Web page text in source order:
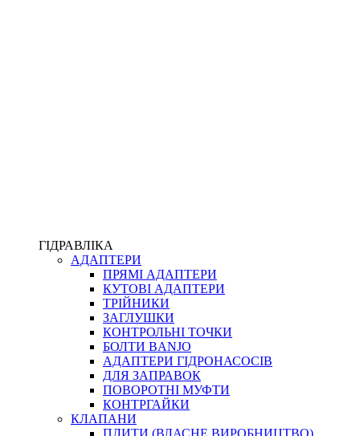
ФІТИНГИ ДІАГНОСТИЧНІ
АКСЕСУАРИ
ТРУБКИ ТА КОМПЛЕКТУЮЧІ
ФІТИНГИ ГІДРАВЛІЧНІ
ФІТИНГИ КОНДИЦІОНЕРНІ
ЗАХИСТ РУКАВІВ
ФІТИНГИ KARCHER
ФІТИНГИ НА ПІДЙОМ КАБІНИ
КОНЕКТОРИ
ХОМУТИ
ГІДРАВЛІКА
АДАПТЕРИ
ПРЯМІ АДАПТЕРИ
КУТОВІ АДАПТЕРИ
ТРІЙНИКИ
ЗАГЛУШКИ
КОНТРОЛЬНІ ТОЧКИ
БОЛТИ BANJO
АДАПТЕРИ ГІДРОНАСОСІВ
ДЛЯ ЗАПРАВОК
ПОВОРОТНІ МУФТИ
КОНТРГАЙКИ
КЛАПАНИ
ПЛИТИ (ВЛАСНЕ ВИРОБНИЦТВО)